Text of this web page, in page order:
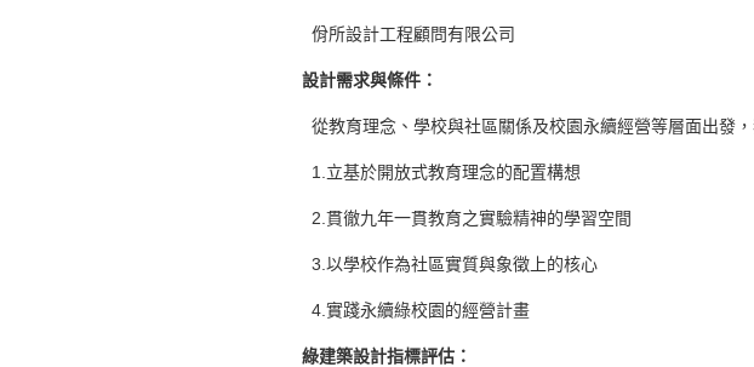
佾所設計工程顧問有限公司
設計需求與條件 ：
從教育理念、學校與社區關係及校園永續經營等層面出發
1.立基於開放式教育理念的配置構想
2.貫徹九年一貫教育之實驗精神的學習空間
3.以學校作為社區實質與象徵上的核心
4.實踐永續綠校園的經營計畫
綠建築設計指標評估 ：